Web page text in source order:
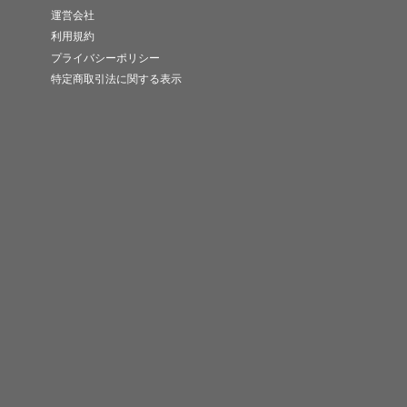
運営会社
利用規約
プライバシーポリシー
特定商取引法に関する表示